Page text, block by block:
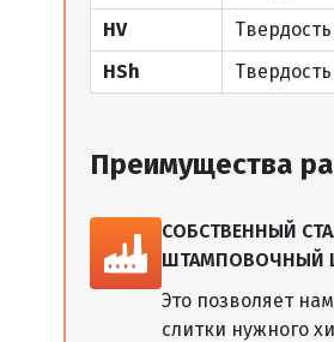
HV
HSh
Преимущества
СОБСТВЕННЫЙ
ШТАМПОВОЧНЫЙ
Это позволяет
слитки нужного